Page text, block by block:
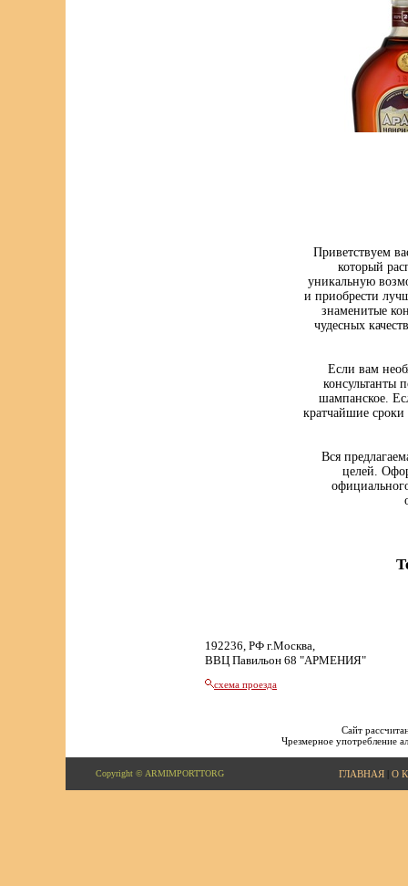
Приветствуем
который
уникальную
и приобрести
знаменитые
чудесных
Если вам
консультанты
шампанское.
кратчайшие
Вся
целей.
192236, РФ г.Москва,
ВВЦ Павильон 68 "АРМЕНИЯ"
схема проезда
Сайт
Чрезмерное употребление
Copyright © ARMIMPORTTORG ГЛАВНАЯ| О